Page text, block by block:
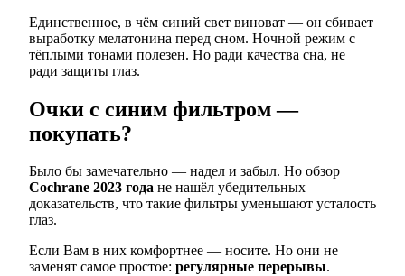
Единственное, в чём синий свет виноват — он сбивает
выработку мелатонина перед сном. Ночной режим с
тёплыми тонами полезен. Но ради качества сна, не
ради защиты глаз.
Очки с синим фильтром —
покупать?
Было бы замечательно — надел и забыл. Но обзор
Cochrane 2023 года не нашёл убедительных
доказательств, что такие фильтры уменьшают усталость
глаз.
Если Вам в них комфортнее — носите. Но они не
заменят самое простое: регулярные перерывы.